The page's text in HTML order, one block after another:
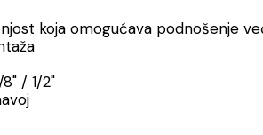
koja omogućava podnošenje
/ 1/2"